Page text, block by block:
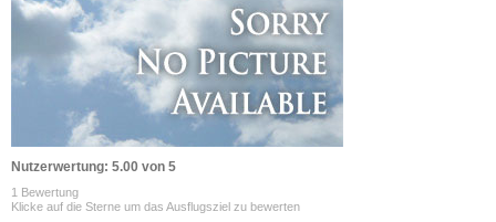
Nutzerwertung: 5.00 von 5
1 Bewertung
Klicke auf die Sterne um das Ausflugsziel zu bewerten